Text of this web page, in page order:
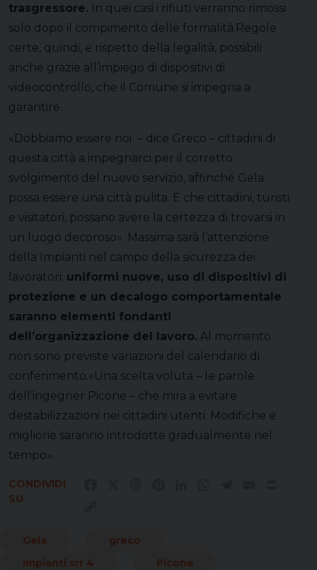
trasgressore. In quei casi i rifiuti verranno rimossi
solo dopo il compimento delle formalità.Regole
certe, quindi, e rispetto della legalità, possibili
anche grazie all’impiego di dispositivi di
videocontrollo, che il Comune si impegna a
garantire.
«Dobbiamo essere noi – dice Greco – cittadini di
questa città a impegnarci per il corretto
svolgimento del nuovo servizio, affinché Gela
possa essere una città pulita. E che cittadini, turisti
e visitatori, possano avere la certezza di trovarsi in
un luogo decoroso». Massima sarà l’attenzione
della Impianti nel campo della sicurezza dei
lavoratori: uniformi nuove, uso di dispositivi di
protezione e un decalogo comportamentale
saranno elementi fondanti
dell’organizzazione del lavoro. Al momento
non sono previste variazioni del calendario di
conferimento.«Una scelta voluta – le parole
dell’ingegner Picone – che mira a evitare
destabilizzazioni nei cittadini utenti. Modifiche e
migliorie saranno introdotte gradualmente nel
tempo».
CONDIVIDI
SU
Gela
greco
Impianti srr 4
Picone